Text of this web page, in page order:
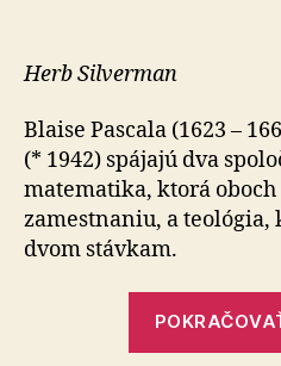
Herb Silverman
Blaise Pascala (1623 –
(* 1942) spájajú dva
matematika, ktorá
zamestnaniu, a
dvom stávkam.